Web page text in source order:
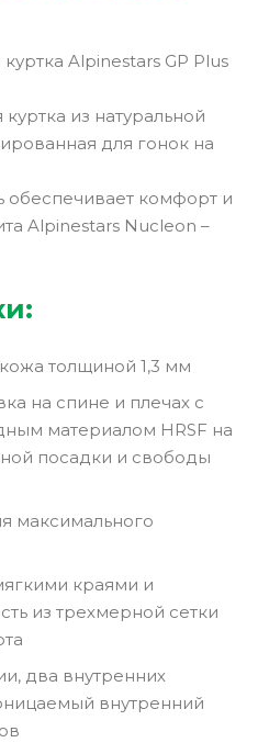
Alpinestars GP Plus
из натуральной
для гонок на
комфорт и
Alpinestars Nucleon –
толщиной 1,3 мм
на спине и плечах с
материалом HRSF на
посадки и свободы
максимального
краями и
из трехмерной сетки
два внутренних
внутренний